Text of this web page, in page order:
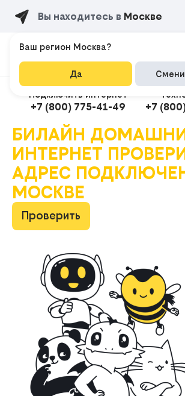
Вы находитесь в Москве
Подключить интернет
+7 (800) 775-41-49 +7
БИЛАЙН
ИНТЕРНЕТ
АДРЕС
МОСКВЕ
Проверить
Ваш регион Москва?
Да